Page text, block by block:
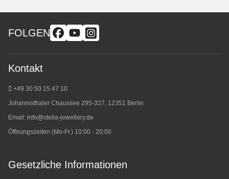
FOLGEN
Kontakt
+49 30 50 15 47 10
Johannisthaler Chaussee 295-327, 12351 Berlin
Email: info@stella-jewellery.de
Öffnungszeiten (Mo-Fr.) 10:00 - 20:00
Gesetzliche Informationen